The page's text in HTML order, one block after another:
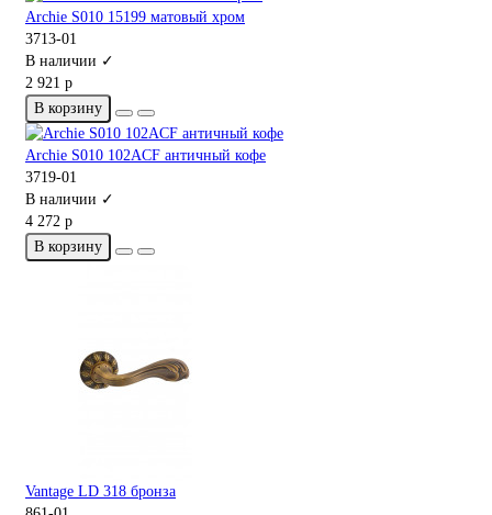
Archie S010 15199 матовый хром
3713-01
В наличии ✓
2 921 р
В корзину
Archie S010 102ACF античный кофе
3719-01
В наличии ✓
4 272 р
В корзину
Vantage LD 318 бронза